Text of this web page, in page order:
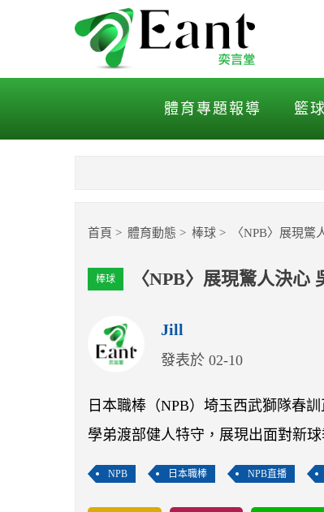
〈NPB〉展現驚人決心
體育專題報導 籃球
首頁 體育動態 棒球 〈NPB〉展現
棒球 〈NPB〉展現驚人決心
Jill
發表於 02-10
日本職棒（NPB）埼玉西武獅隊春
學弟渡部健人特守，展現出面對新球
NPB 日本職棒 NPB直播